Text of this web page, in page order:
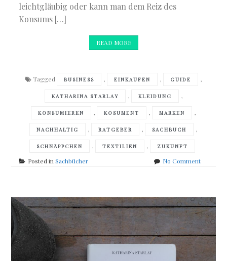
leichtgläubig oder kann man dem Reiz des
Konsums […]
READ MORE
Tagged BUSINESS , EINKAUFEN , GUIDE ,
KATHARINA STARLAY , KLEIDUNG ,
KONSUMIEREN , KOSUMENT , MARKEN ,
NACHHALTIG , RATGEBER , SACHBUCH ,
SCHNÄPPCHEN , TEXTILIEN , ZUKUNFT
Posted inSachbücher No Commenton
Kleidung